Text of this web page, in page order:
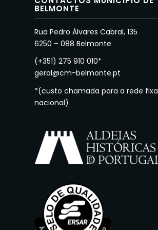
BELMONTE
Rua Pedro Álvares Cabral, 135
6250 – 088 Belmonte
(+351) 275 910 010*
geral@cm-belmonte.pt
*(custo chamada para a rede fixa
nacional)